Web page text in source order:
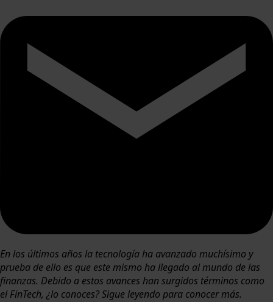
En los últimos años la tecnología ha avanzado muchísimo y
prueba de ello es que este mismo ha llegado al mundo de las
finanzas. Debido a estos avances han surgidos términos como
el FinTech, ¿lo conoces? Sigue leyendo para conocer más.